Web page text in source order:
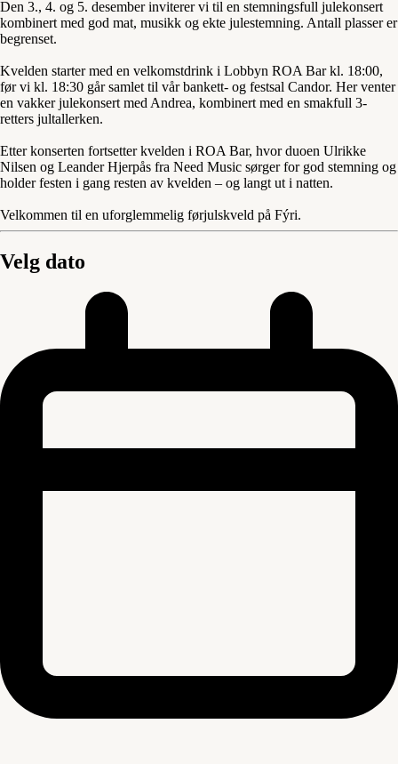
Den 3., 4. og 5. desember inviterer vi til en stemningsfull julekonsert
kombinert med god mat, musikk og ekte julestemning. Antall plasser er
begrenset.
Kvelden starter med en velkomstdrink i Lobbyn ROA Bar kl. 18:00,
før vi kl. 18:30 går samlet til vår bankett- og festsal Candor. Her venter
en vakker julekonsert med Andrea, kombinert med en smakfull 3-
retters jultallerken.
Etter konserten fortsetter kvelden i ROA Bar, hvor duoen Ulrikke
Nilsen og Leander Hjerpås fra Need Music sørger for god stemning og
holder festen i gang resten av kvelden – og langt ut i natten.
Velkommen til en uforglemmelig førjulskveld på Fýri.
Velg dato